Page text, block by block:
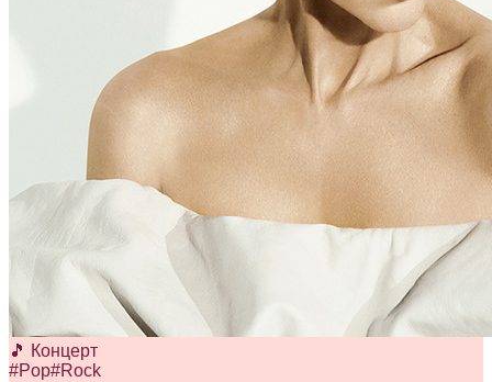
🎵 Концерт
#Pop#Rock